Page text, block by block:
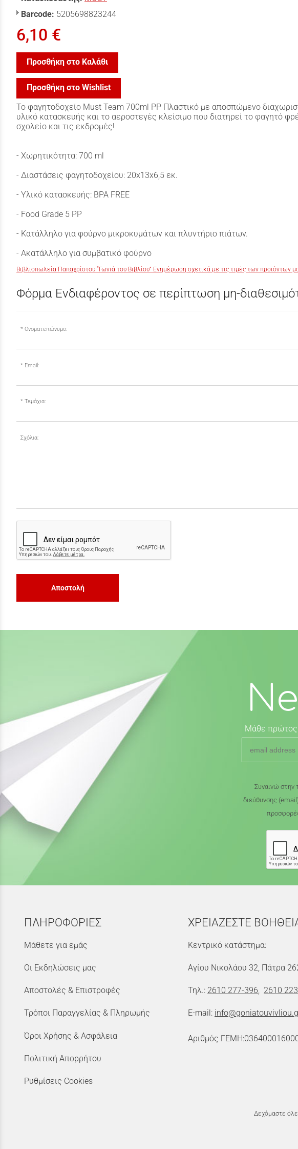
Barcode: 5205698823244
6,10 €
Προσθήκη στο Καλάθι
Προσθήκη στο Wishlist
Το φαγητοδοχείο Must Team 700ml PP Πλαστικό με αποσπώμενο
υλικό κατασκευής και το αεροστεγές κλείσιμο που διατηρεί το φαγητό
σχολείο και τις εκδρομές!
- Χωρητικότητα: 700 ml
- Διαστάσεις φαγητοδοχείου: 20x13x6,5 εκ.
- Υλικό κατασκευής: BPA FREE
- Food Grade 5 PP
- Κατάλληλο για φούρνο μικροκυμάτων και πλυντήριο πιάτων.
- Ακατάλληλο για συμβατικό φούρνο
Βιβλιοπωλεία Παπαχρίστου “Γωνιά του Βιβλίου” Ενημέρωση σχετικά με τις τιμές των προϊόντων
Φόρμα Ενδιαφέροντος σε περίπτωση μη-
Ονοματεπώνυμο:
Email:
Τεμάχια:
Σχόλια:
Αποστολή
Μάθε πρώτος
Συναινώ στην
διεύθυνσης
ΠΛΗΡΟΦΟΡΙΕΣ
Μάθετε για εμάς
Οι Εκδηλώσεις μας
Αποστολές & Επιστροφές
Τρόποι Παραγγελίας & Πληρωμής
Όροι Χρήσης & Ασφάλεια
Πολιτική Απορρήτου
Ρυθμίσεις Cookies
ΧΡΕΙΑΖΕΣΤΕ
Κεντρικό κατάστημα:
Αγίου Νικολάου 32, Πάτρα
Τηλ.: 2610 277-396, 2610
E-mail:
Αριθμός
Δεχόμαστε